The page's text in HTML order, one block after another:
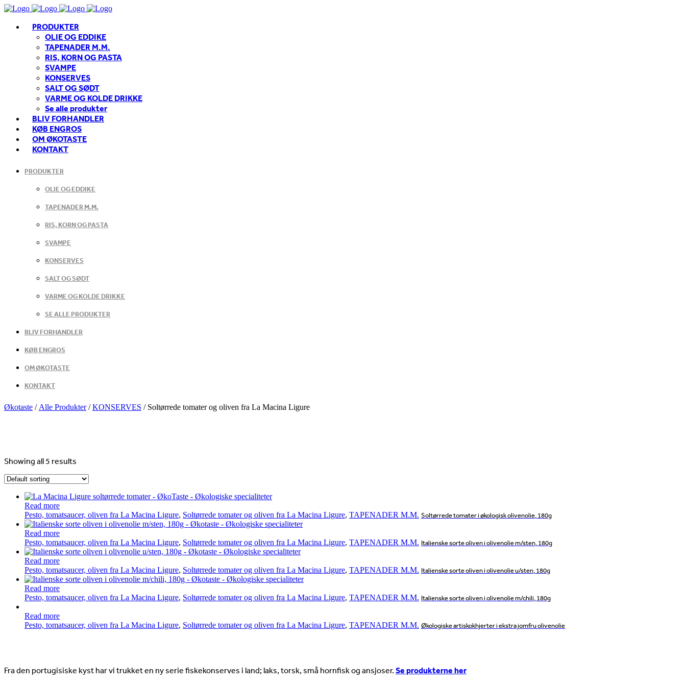
PRODUKTER
OLIE OG EDDIKE
TAPENADER M.M.
RIS, KORN OG PASTA
SVAMPE
KONSERVES
SALT OG SØDT
VARME OG KOLDE DRIKKE
Se alle produkter
BLIV FORHANDLER
KØB ENGROS
OM ØKOTASTE
KONTAKT
PRODUKTER
OLIE OG EDDIKE
TAPENADER M.M.
RIS, KORN OG PASTA
SVAMPE
KONSERVES
SALT OG SØDT
VARME OG KOLDE DRIKKE
SE ALLE PRODUKTER
BLIV FORHANDLER
KØB ENGROS
OM ØKOTASTE
KONTAKT
Økotaste / Alle Produkter/KONSERVES / Soltørrede tomater og oliven fra La Macina Ligure
Showing all 5 results
Read more
Pesto, tomatsaucer, oliven fra La Macina Ligure, Soltørrede tomater og oliven fra La Macina Ligure, TAPENADER M.M. Soltørrede tomater i økologisk olivenolie, 180g
Read more
Pesto, tomatsaucer, oliven fra La Macina Ligure, Soltørrede tomater og oliven fra La Macina Ligure, TAPENADER M.M. Italienske sorte oliven i olivenolie m/sten, 180g
Read more
Pesto, tomatsaucer, oliven fra La Macina Ligure, Soltørrede tomater og oliven fra La Macina Ligure, TAPENADER M.M. Italienske sorte oliven i olivenolie u/sten, 180g
Read more
Pesto, tomatsaucer, oliven fra La Macina Ligure, Soltørrede tomater og oliven fra La Macina Ligure, TAPENADER M.M. Italienske sorte oliven i olivenolie m/chili, 180g
Read more
Pesto, tomatsaucer, oliven fra La Macina Ligure, Soltørrede tomater og oliven fra La Macina Ligure, TAPENADER M.M. Økologiske artiskokhjerter i ekstra jomfru olivenolie
Fra den portugisiske kyst har vi trukket en ny serie fiskekonserves i land; laks, torsk, små hornfisk og ansjoser. Se produkterne her